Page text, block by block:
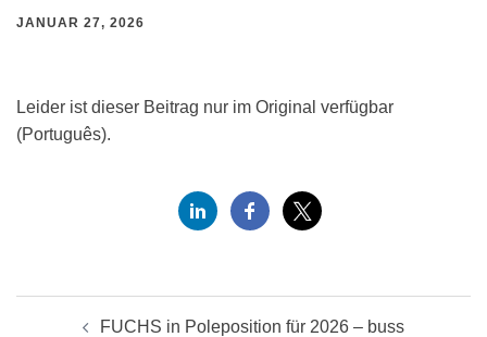
JANUAR 27, 2026
Leider ist dieser Beitrag nur im Original verfügbar
(Português).
Beitragsnavigation
FUCHS in Poleposition für 2026 – buss